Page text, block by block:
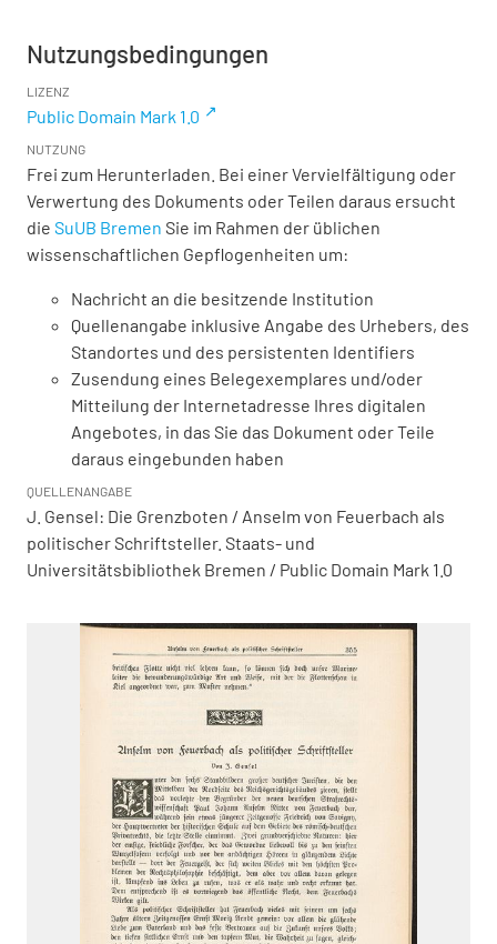
Nutzungsbedingungen
LIZENZ
Public Domain Mark 1.0
NUTZUNG
Frei zum Herunterladen. Bei einer Vervielfältigung oder
Verwertung des Dokuments oder Teilen daraus ersucht
die SuUB Bremen Sie im Rahmen der üblichen
wissenschaftlichen Gepflogenheiten um:
Nachricht an die besitzende Institution
Quellenangabe inklusive Angabe des Urhebers, des
Standortes und des persistenten Identifiers
Zusendung eines Belegexemplares und/oder
Mitteilung der Internetadresse Ihres digitalen
Angebotes, in das Sie das Dokument oder Teile
daraus eingebunden haben
QUELLENANGABE
J. Gensel: Die Grenzboten / Anselm von Feuerbach als
politischer Schriftsteller. Staats- und
Universitätsbibliothek Bremen / Public Domain Mark 1.0